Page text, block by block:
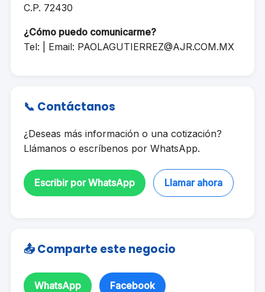
C.P. 72430
¿Cómo puedo comunicarme?
Tel: | Email: PAOLAGUTIERREZ@AJR.COM.MX
📞 Contáctanos
¿Deseas más información o una cotización?
Llámanos o escríbenos por WhatsApp.
Escribir por WhatsApp Llamar ahora
📤 Comparte este negocio
WhatsApp Facebook